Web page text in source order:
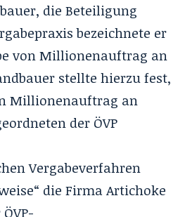
die Beteiligung
bezeichnete er
von Millionenauftrag an
stellte hierzu fest,
Millionenauftrag an
der ÖVP
Vergabeverfahren
die Firma Artichoke